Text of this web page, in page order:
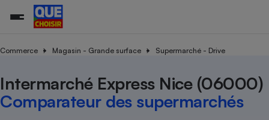
Commerce Magasin - Grande surface Supermarché - Drive
Intermarché Express Nice (06000)
Comparateur des supermarchés
Additifs
Organismes de défense
Système judiciairegratuit
Achat - Vente - Travaux
Démarche administrative
Train
Transport aérien
Toutes les actualités
Enquêtes
Tous les services
Tous nos combats
Nos actions
L’association
Nos missions